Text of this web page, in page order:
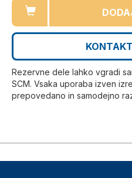
Rezervne dele lahko vgradi
SCM. Vsaka uporaba izven
prepovedano in samodejno